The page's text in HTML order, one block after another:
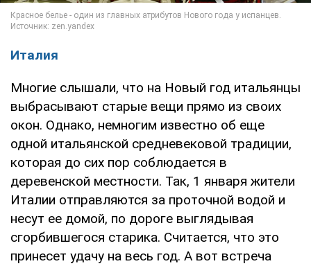
Италия
Многие слышали, что на Новый год итальянцы
выбрасывают старые вещи прямо из своих
окон. Однако, немногим известно об еще
одной итальянской средневековой традиции,
которая до сих пор соблюдается в
деревенской местности. Так, 1 января жители
Италии отправляются за проточной водой и
несут ее домой, по дороге выглядывая
сгорбившегося старика. Считается, что это
принесет удачу на весь год. А вот встреча